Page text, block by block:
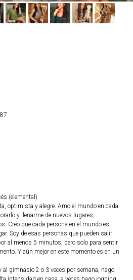
(elemental)
optimista y alegre. Amo el mundo en cada
y llenarme de nuevos lugares,
Creo que cada persona en el mundo es
Soy de esas personas que pueden salir
al menos 5 minutos, pero solo para sentir
Y aún mejor en este momento es en un
al gimnasio 2 o 3 veces por semana, hago